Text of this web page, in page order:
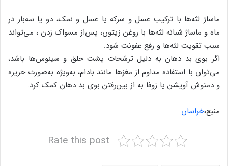
ماساژ لثه‌ها با ترکیب عسل و سرکه یا عسل و نمک، دو یا سه‌بار در
ماه و ماساژ شبانه لثه‌ها با روغن زیتون، پس‌از مسواک زدن ، می‌تواند
سبب تقویت لثه‌ها و رفع عفونت شود.
اگر بوی بد دهان به دلیل ترشحات پشت حلق و سینوس‌ها باشد،
می‌توان با استفاده مداوم از مغز‌ها مانند بادام، به‌ویژه به‌صورت حریره
و دمنوش آویشن یا زوفا به از بین‌رفتن بوی بد دهان کمک کرد.
منبع،خراسان
Rate this post